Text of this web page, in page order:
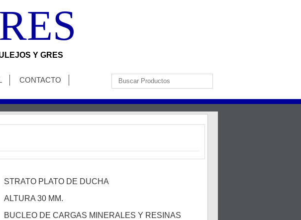
Y GRES
CONTACTO
STRATO PLATO DE DUCHA
ALTURA 30 MM.
BUCLEO DE CARGAS MINERALES Y RESINAS